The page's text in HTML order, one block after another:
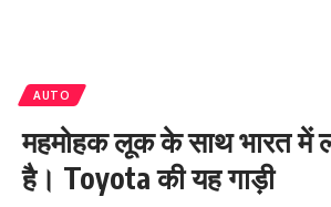
AUTO
महमोहक लूक के साथ भारत में
है। Toyota की यह गाड़ी